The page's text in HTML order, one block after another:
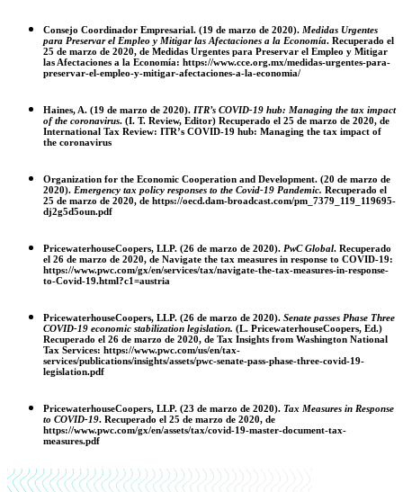
Consejo Coordinador Empresarial. (19 de marzo de 2020). Medidas Urgentes
para Preservar el Empleo y Mitigar las Afectaciones a la Economía. Recuperado el
25 de marzo de 2020, de Medidas Urgentes para Preservar el Empleo y Mitigar
las Afectaciones a la Economía: https://www.cce.org.mx/medidas-urgentes-para-
preservar-el-empleo-y-mitigar-afectaciones-a-la-economia/
Haines, A. (19 de marzo de 2020). ITR’s COVID-19 hub: Managing the tax impact
of the coronavirus. (I. T. Review, Editor) Recuperado el 25 de marzo de 2020, de
International Tax Review: ITR’s COVID-19 hub: Managing the tax impact of
the coronavirus
Organization for the Economic Cooperation and Development. (20 de marzo de
2020). Emergency tax policy responses to the Covid-19 Pandemic. Recuperado el
25 de marzo de 2020, de https://oecd.dam-broadcast.com/pm_7379_119_119695-
dj2g5d5oun.pdf
PricewaterhouseCoopers, LLP. (26 de marzo de 2020). PwC Global. Recuperado
el 26 de marzo de 2020, de Navigate the tax measures in response to COVID-19:
https://www.pwc.com/gx/en/services/tax/navigate-the-tax-measures-in-response-
to-Covid-19.html?c1=austria
PricewaterhouseCoopers, LLP. (26 de marzo de 2020). Senate passes Phase Three
COVID-19 economic stabilization legislation. (L. PricewaterhouseCoopers, Ed.)
Recuperado el 26 de marzo de 2020, de Tax Insights from Washington National
Tax Services: https://www.pwc.com/us/en/tax-
services/publications/insights/assets/pwc-senate-pass-phase-three-covid-19-
legislation.pdf
PricewaterhouseCoopers, LLP. (23 de marzo de 2020). Tax Measures in Response
to COVID-19. Recuperado el 25 de marzo de 2020, de
https://www.pwc.com/gx/en/assets/tax/covid-19-master-document-tax-
measures.pdf